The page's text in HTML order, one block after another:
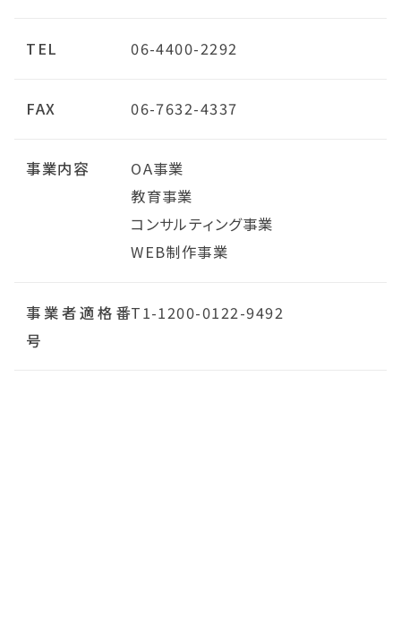
TEL 06-4400-2292
FAX 06-7632-4337
事業内容
OA事業
教育事業
コンサルティング事業
WEB制作事業
事業者適格番
号
T1-1200-0122-9492